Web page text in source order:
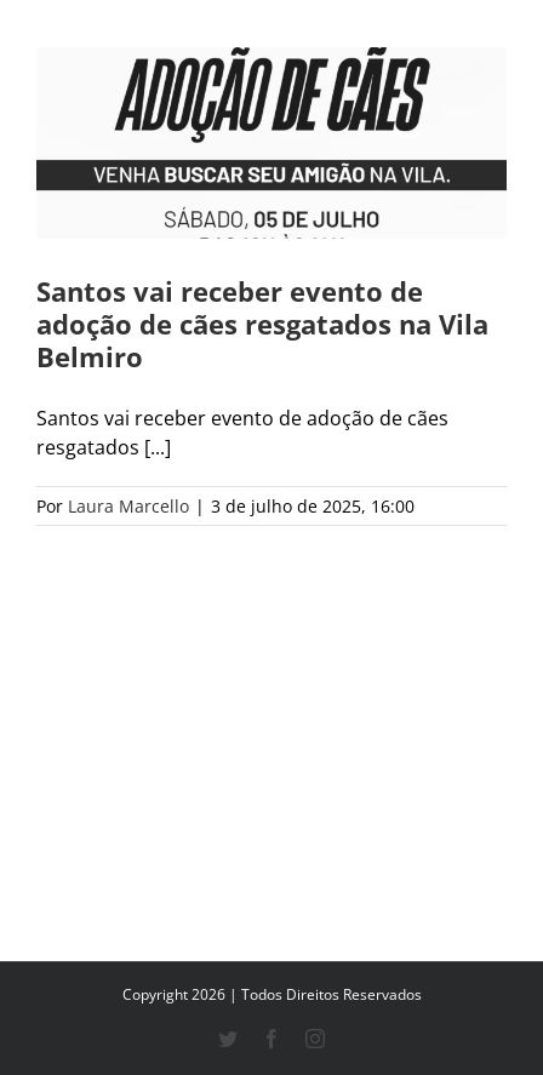
Santos vai receber evento de
adoção de cães resgatados na Vila
Belmiro
Santos vai receber evento de adoção de cães
resgatados [...]
Por Laura Marcello | 3 de julho de 2025, 16:00
Copyright 2026 | Todos Direitos Reservados
Twitter FacebookInstagram